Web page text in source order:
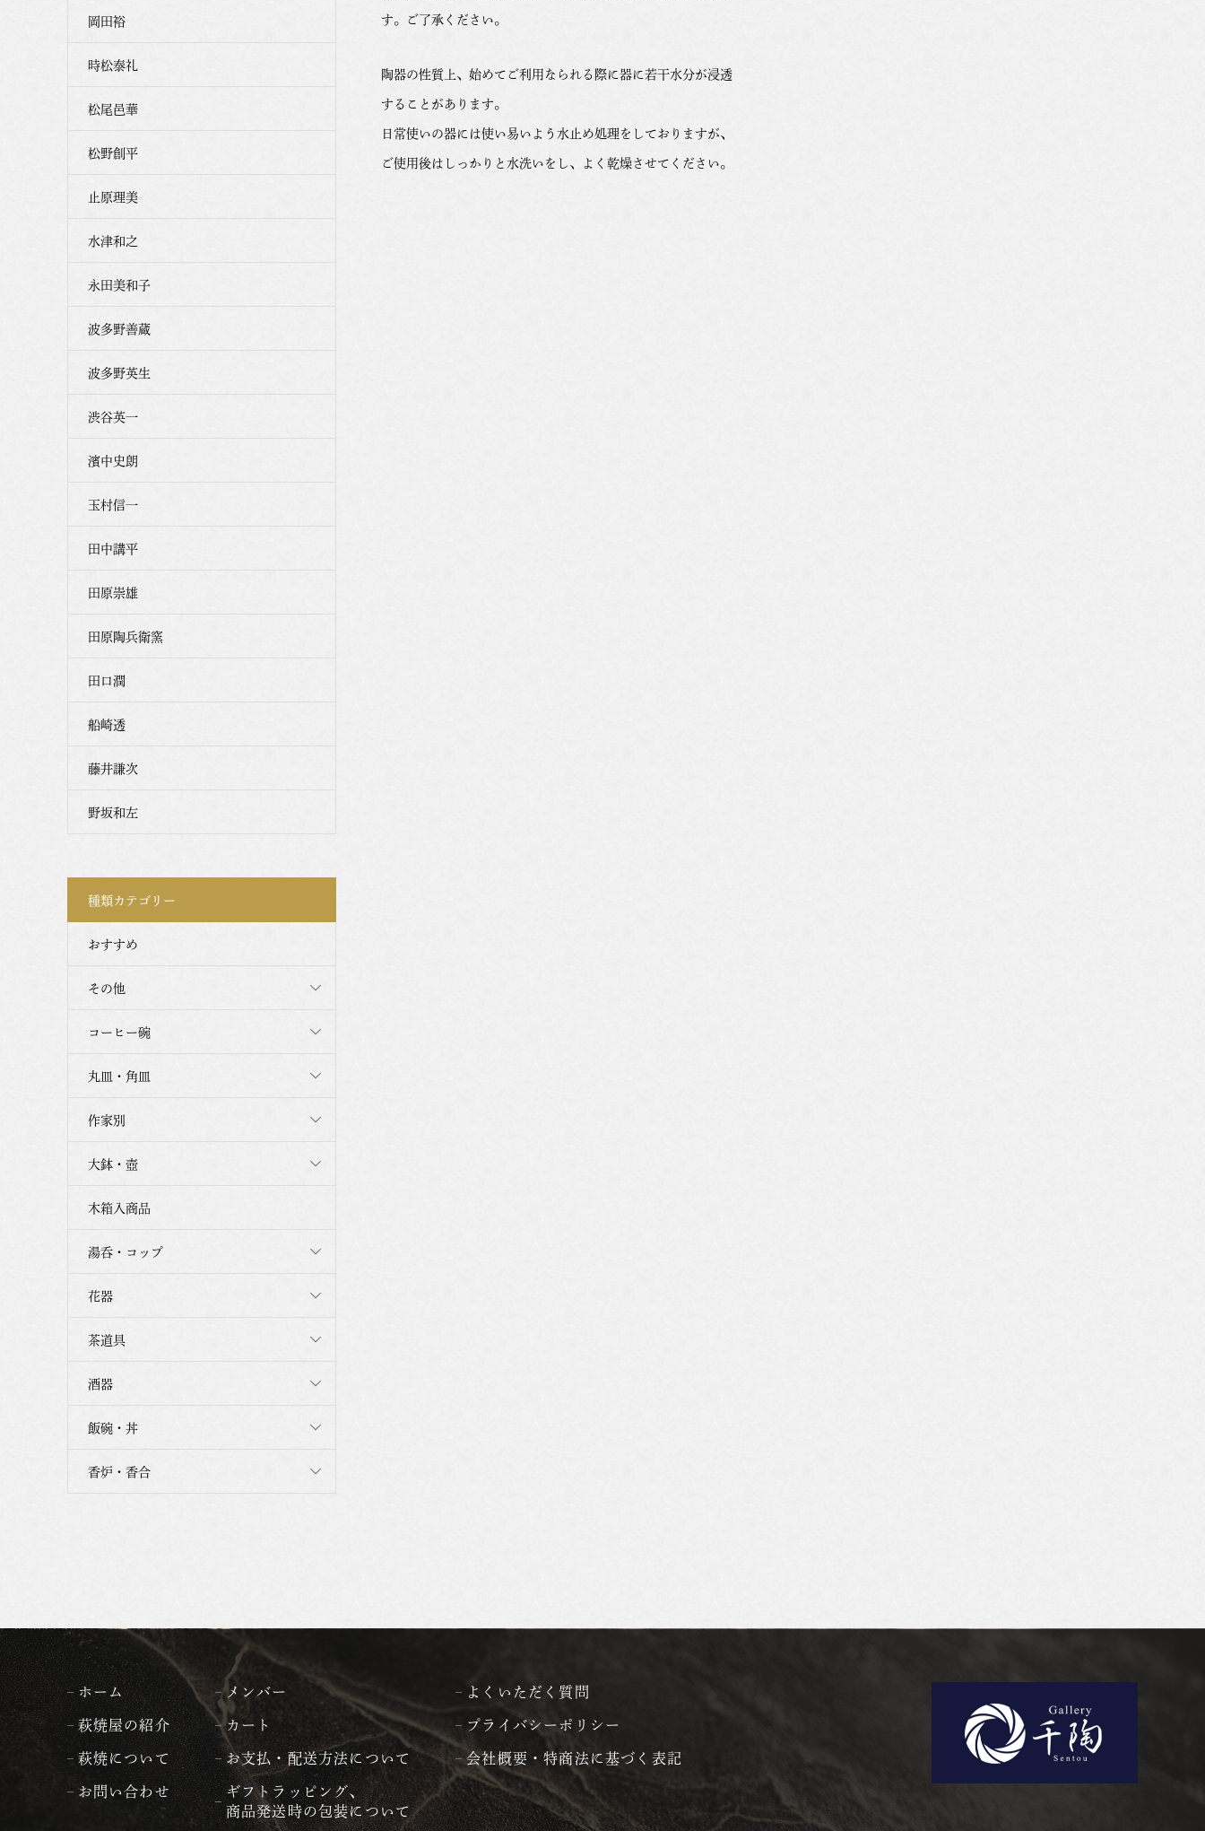
す。ご了承ください。
陶器の性質上、始めてご利用なられる際に器に若干水分が浸透
することがあります。
日常使いの器には使い易いよう水止め処理をしておりますが、
ご使用後はしっかりと水洗いをし、よく乾燥させてください。
岡田裕
時松泰礼
松尾邑華
松野創平
止原理美
水津和之
永田美和子
波多野善蔵
波多野英生
渋谷英一
濱中史朗
玉村信一
田中講平
田原崇雄
田原陶兵衛窯
田口潤
船崎透
藤井謙次
野坂和左
種類カテゴリー
おすすめ
その他
コーヒー碗
丸皿・角皿
作家別
大鉢・壺
木箱入商品
湯呑・コップ
花器
茶道具
酒器
飯碗・丼
香炉・香合
ホーム
萩焼屋の紹介
萩焼について
お問い合わせ
メンバー
カート
お支払・配送方法について
ギフトラッピング、
商品発送時の包装について
よくいただく質問
プライバシーポリシー
会社概要・特商法に基づく表記